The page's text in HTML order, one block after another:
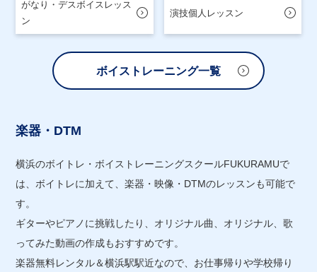
がなり・デスボイスレッス
ン
演技個人レッスン
ボイストレーニング一覧
楽器・DTM
横浜のボイトレ・ボイストレーニングスクールFUKURAMUで
は、ボイトレに加えて、楽器・映像・DTMのレッスンも可能で
す。
ギターやピアノに挑戦したり、オリジナル曲、オリジナル、歌
ってみた動画の作成もおすすめです。
楽器無料レンタル＆横浜駅駅近なので、お仕事帰りや学校帰り